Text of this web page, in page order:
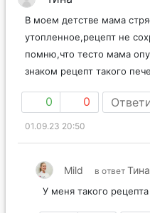
В моем детстве мама
утопленное,рецепт не
помню,что тесто мама
знаком рецепт такого
0 0
01.09.23 20:50
Mild в ответ Тина
У меня такого